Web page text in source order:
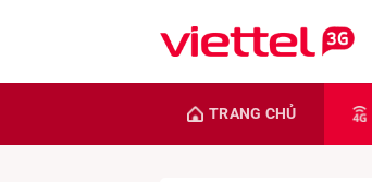
TRANG CHỦ